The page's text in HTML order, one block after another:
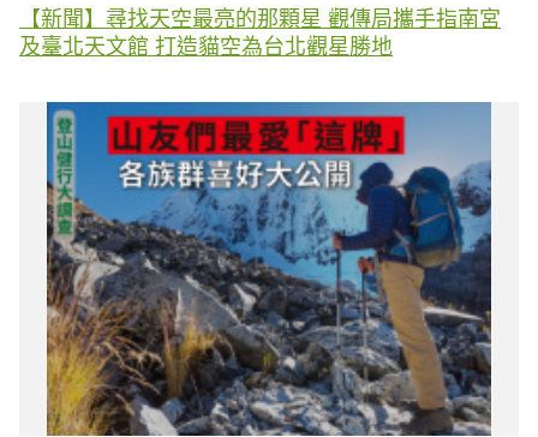
【新聞】尋找天空最亮的那顆星 觀傳局攜手指南宮
及臺北天文館 打造貓空為台北觀星勝地